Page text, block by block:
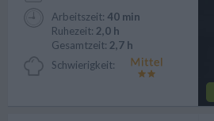
Arbeitszeit: 40 min
Ruhezeit: 2,0 h
Gesamtzeit: 2,7 h
Schwierigkeit: